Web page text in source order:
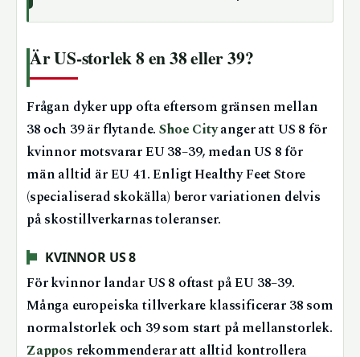
Är US-storlek 8 en 38 eller 39?
Frågan dyker upp ofta eftersom gränsen mellan
38 och 39 är flytande.Shoe Cityanger att US 8 för
kvinnor motsvarar EU 38–39, medan US 8 för
män alltid är EU 41. Enligt Healthy Feet Store
(specialiserad skokälla) beror variationen delvis
på skostillverkarnas toleranser.
KVINNOR US 8
För kvinnor landar US 8 oftast på EU 38–39.
Många europeiska tillverkare klassificerar 38 som
normalstorlek och 39 som start på mellanstorlek.
Zappos rekommenderar att alltid kontrollera